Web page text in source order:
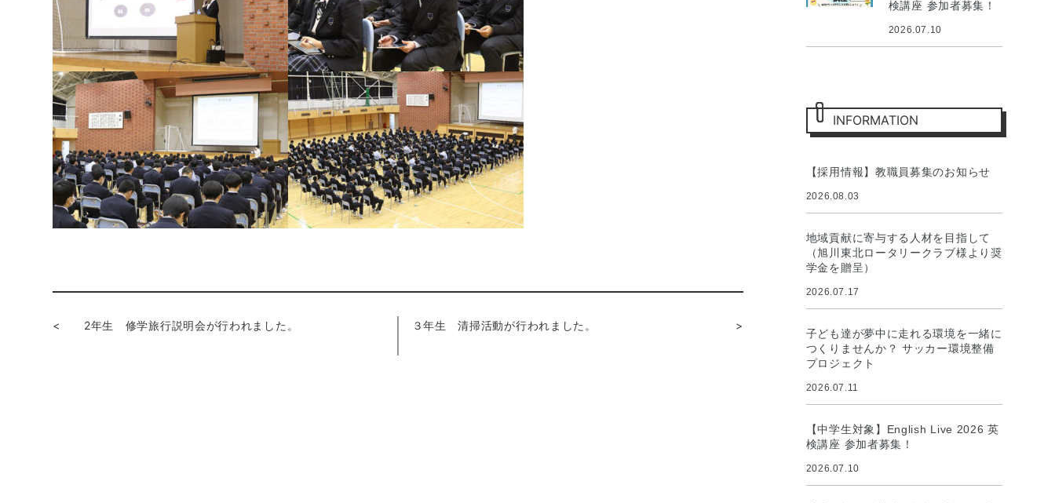
< 2年生 修学旅行説明会が行われました。 ３年生 清掃活動が行われました。 >
検講座 参加者募集！
2026.07.10
INFORMATION
【採用情報】教職員募集のお知らせ
2026.08.03
地域貢献に寄与する人材を目指して
（旭川東北ロータリークラブ様より奨
学金を贈呈）
2026.07.17
子ども達が夢中に走れる環境を一緒に
つくりませんか？ サッカー環境整備
プロジェクト
2026.07.11
【中学生対象】English Live 2026 英
検講座 参加者募集！
2026.07.10